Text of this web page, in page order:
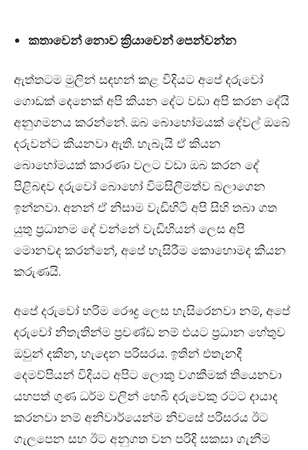
කතාවෙන් නොව ක්‍රියාවෙන් පෙන්වන්න
ඇත්තටම මුලින් සඳහන් කළ විදියට අපේ දරුවෝ
ගොඩක් දෙනෙක් අපි කියන දේට වඩා අපි කරන දේයි
අනුගමනය කරන්නේ. ඔබ බොහෝමයක් දේවල් ඔබේ
දරුවන්ට කියනවා ඇති. හැබැයි ඒ කියන
බොහෝමයක් කාරණා වලට වඩා ඔබ කරන දේ
පිළිබඳව දරුවෝ බොහෝ විමසිලිමත්ව බලාගෙන
ඉන්නවා. අනන් ඒ නිසාම වැඩිහිටි අපි සිහි තබා ගත
යුතු ප‍්‍රධානම දේ වන්නේ වැඩිහියන් ලෙස අපි
මොනවද කරන්නේ, අපේ හැසිරීම කොහොමද කියන
කරුණයි.
අපේ දරුවෝ හරිම රෞද්‍ර ලෙස හැසිරෙනවා නම්, අපේ
දරුවෝ නිතැතින්ම ප්‍රචණ්ඩ නම් එයට ප‍්‍රධාන හේතුව
ඔවුන් දකින, හැදෙන පරිසරය. ඉතින් එතැනදී
දෙමව්පියන් විදියට අපිට ලොකු වගකීමක් තියෙනවා
යහපත් ගුණ ධර්ම වලින් හෙබි දරුවෙකු රටට දායාද
කරනවා නම් අනිවාර්යෙන්ම නිවසේ පරිසරය ඊට
ගැලපෙන සහ ඊට අනුගත වන පරිදි සකසා ගැනීම